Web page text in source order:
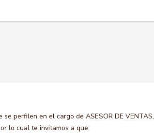
perfilen en el cargo de ASESOR DE VENTAS,
lo cual te invitamos a que: